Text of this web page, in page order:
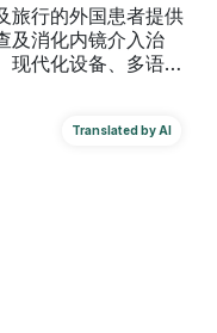
旅行的外国患者提供
及消化内镜介入治
现代化设备、多语言